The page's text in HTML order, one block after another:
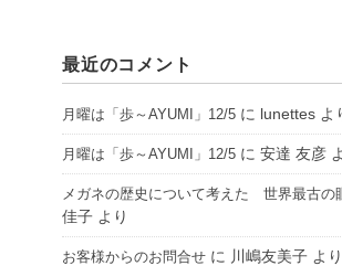
最近のコメント
月曜は「歩～AYUMI」12/5 に lunettes よ
月曜は「歩～AYUMI」12/5 に 安達 友彦
メガネの歴史について考えた 世界最古の
佳子 より
お客様からのお問合せ に 川嶋友美子 より